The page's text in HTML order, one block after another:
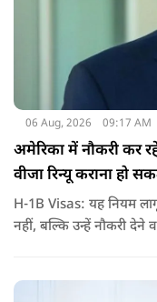
06 Aug, 2026 09:17 AM
अमेरिका में नौकरी कर
वीजा रिन्यू कराना हो
H-1B Visas: यह नियम लागू
नहीं, बल्कि उन्हें नौकरी देने
वीजा का समय-समय पर